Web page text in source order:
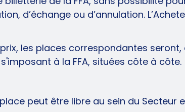
d’échange ou d’annulation.
les places correspondantes
à la FFA, situées côte à côte.
peut être libre au sein du Secteur